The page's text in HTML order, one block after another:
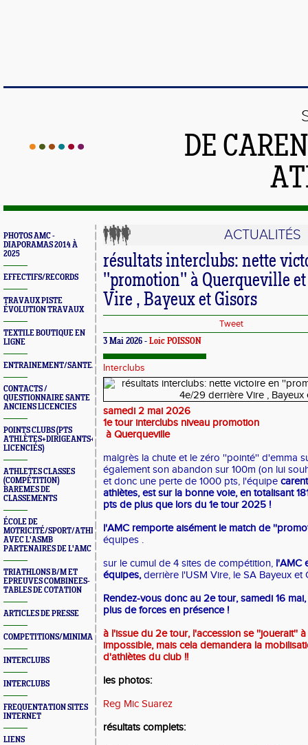
DE
PHOTOS AMC -
DIAPORAMAS 2014 À
2025
EFFECTIFS/RECORDS
TRAVAUX PISTE
ÉVOLUTION TRAVAUX
TEXTILE BOUTIQUE EN
LIGNE
ENTRAINEMENT/SANTE/JURYS/FORMATIONS
CONTACTS /
QUESTIONNAIRE SANTE
ANCIENS LICENCIES
POINTS CLUBS (PTS
ATHLÈTES+DIRIGEANTS+BONUS
LICENCIÉS)
ATHLETES CLASSES
(COMPÉTITION)
BAREMES DE
CLASSEMENTS
ÉCOLE DE
MOTRICITÉ/SPORT/ATHLÉ
AVEC L'ASMB
PARTENAIRES DE L'AMC
TRIATHLONS B/M ET
EPREUVES COMBINEES-
TABLES DE COTATION
ARTICLES DE PRESSE
COMPETITIONS/MINIMAS/MEETINGS/ENGAGES
INTERCLUBS
INTERCLUBS
FREQUENTATION SITES
INTERNET
LIENS
ACTUALITÉS
résultats interclubs: nette
''promotion'' à Querqueville
Vire , Bayeux et Gisors
Tweet
3 Mai 2026 - Loic POISSON
Interclubs
samedi 2 mai 2026
1e tour interclubs niveau promotion
à Querqueville
malgrès la chute et le zéro ''pointé'' d'emma
également son abandon sur 100m (on lui
et donc une perte de 1000 pts, l'équipe
athlètes, est sur la bonne voie, en totalisant
pts de plus que lors du 1e tour 2025 !
l'AMC remporte aisément le match de
équipes .
sur le cumul de 4 sites de compétition, l'AMC
équipes,derrière l'USM Vire, le SA Bayeux et
Rendez-vous donc au 2e tour, samedi 16
plus de forces en présence !
à l'issue du 2e tour, l'accession se ''jouerait''
impossible, mais cela demandera la
d'athlètes du club !!
les photos:
Reg Mic Suarez
résultats complets: